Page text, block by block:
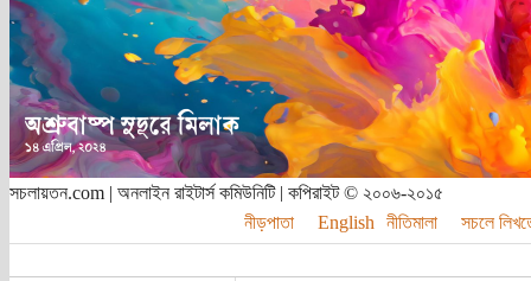
সচলায়তন.com | অনলাইন রাইটার্স কমিউনিটি | কপিরাইট © ২০০৬-২০১৫
নীড়পাতা
English নীতিমালা সচলে